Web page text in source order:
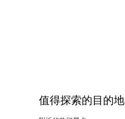
值得探索的目的地